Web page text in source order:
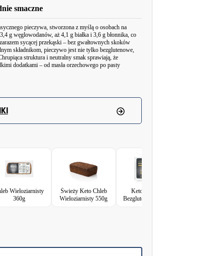
smaczne
pieczywa, stworzona z myślą o osobach na
g węglowodanów, aż 4,1 g białka i 3,6 g błonnika, co
sycącej przekąski – bez gwałtownych skoków
składnikom, pieczywo jest nie tylko bezglutenowe,
struktura i neutralny smak sprawiają, że
dodatkami – od masła orzechowego po pasty
tradycyjnego pieczywa – to pełnowartościowa,
keto. Dzięki wyjątkowo niskiej zawartości
wafli ryżowych. Zawarte w nim białko roślinne
dodatkiem dla osób aktywnych fizycznie.
dodatków – wypiekany z wysokiej jakości
na uczelnię lub w podróży.
Wieloziarnisty
360g
Świeży Keto Chleb
Wieloziarnisty 550g
Keto Bułeczki
Bezglutenowe 4x25g